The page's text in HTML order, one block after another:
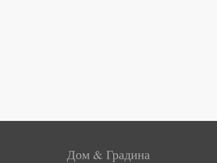
Дом & Градина